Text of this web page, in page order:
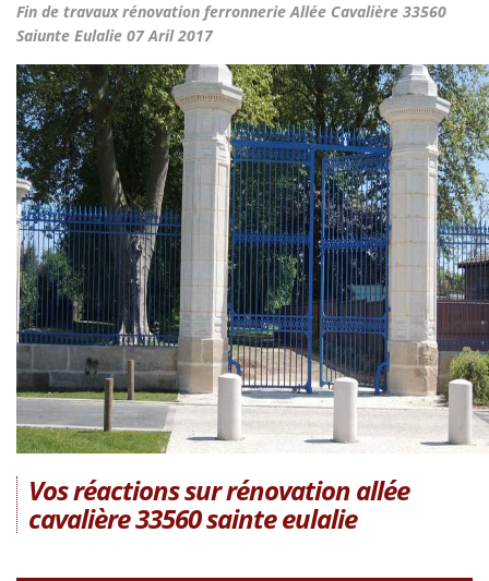
Fin de travaux rénovation ferronnerie Allée Cavalière 33560
Saiunte Eulalie 07 Aril 2017
Vos réactions sur rénovation allée
cavalière 33560 sainte eulalie